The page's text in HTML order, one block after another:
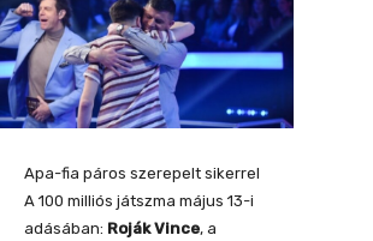
Apa-fia páros szerepelt sikerrel
A 100 milliós játszma május 13-i
adásában: Roják Vince, a